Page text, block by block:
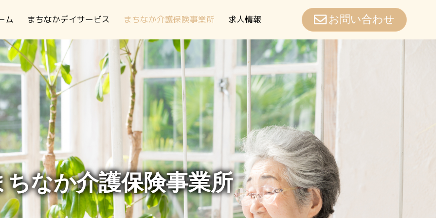
ちなか介護保険事業所
ム まちなかデイサービス まちなか介護保険事業所 求人情報 お問い合わせ